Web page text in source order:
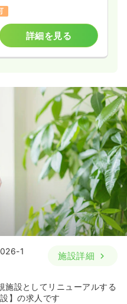
詳細を見る
1
施設詳細
設としてリニューアルする
】の求人です